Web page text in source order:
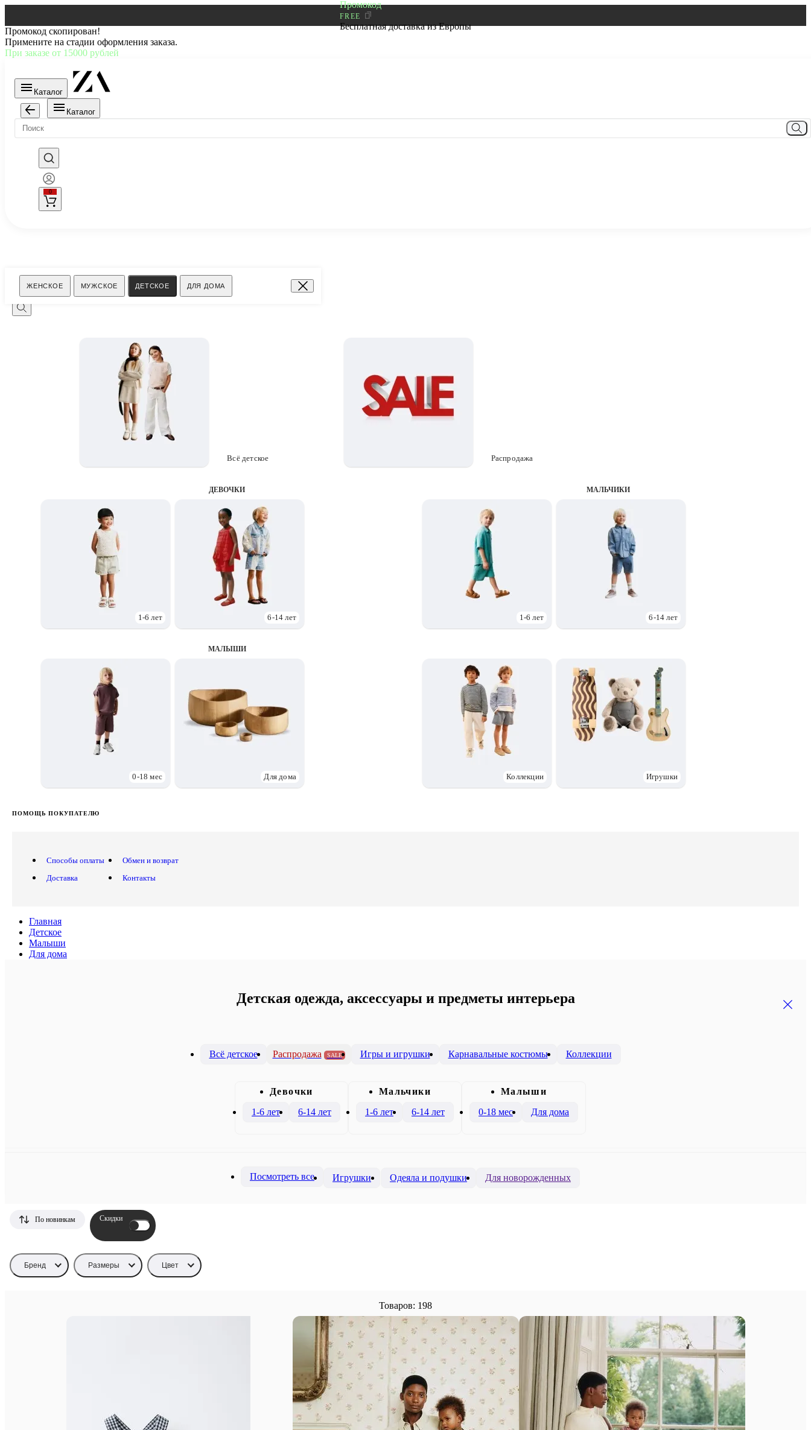
Промокод
FREE
Бесплатная доставка из Европы
Промокод скопирован!
Примените на стадии оформления заказа.
При заказе от 15000 рублей
Каталог
Каталог
0
ЖЕНСКОЕ МУЖСКОЕ ДЕТСКОЕ ДЛЯ ДОМА
Поиск
Всё детское Распродажа
ДЕВОЧКИ
1-6 лет 6-14 лет
MАЛЬЧИКИ
1-6 лет 6-14 лет
МАЛЫШИ
0-18 мес Для дома Коллекции Игрушки
ПОМОЩЬ ПОКУПАТЕЛЮ
Способы оплаты
Доставка
Обмен и возврат
Контакты
Главная
Детское
Малыши
Для дома
Детская одежда, аксессуары и предметы интерьера
Всё детское Распродажа SALE Игры и игрушки Карнавальные костюмы Коллекции
Девочки
1-6 лет
6-14 лет
Mальчики
1-6 лет
6-14 лет
Малыши
0-18 мес
Для дома
Посмотреть все Игрушки Одеяла и подушки Для новорожденных
Бренд Размеры Цвет
Товаров: 198
По новинкам Скидки